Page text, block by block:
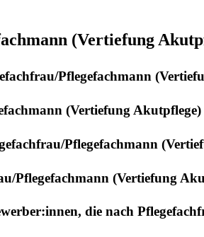
(Vertiefung
Pflegefachmann
(Vertiefung Akutpflege)
Pflegefachmann
Pflegefachmann (Vertiefung
die nach